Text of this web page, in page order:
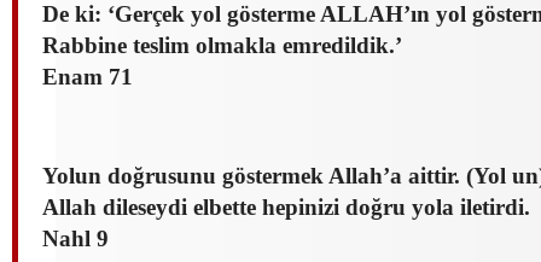
De ki: ‘Gerçek yol gösterme ALLAH’ın yol
Rabbine teslim olmakla emredildik.’
Enam 71
Yolun doğrusunu göstermek Allah’a aittir. (Yol
Allah dileseydi elbette hepinizi doğru yola iletirdi.
Nahl 9